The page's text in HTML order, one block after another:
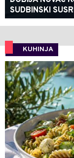
SUDBINSKI
KUHINJA